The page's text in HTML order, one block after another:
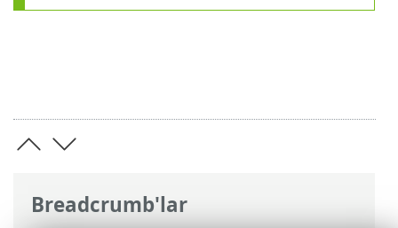
Breadcrumb'lar